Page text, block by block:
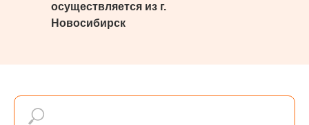
осуществляется из г.
Новосибирск